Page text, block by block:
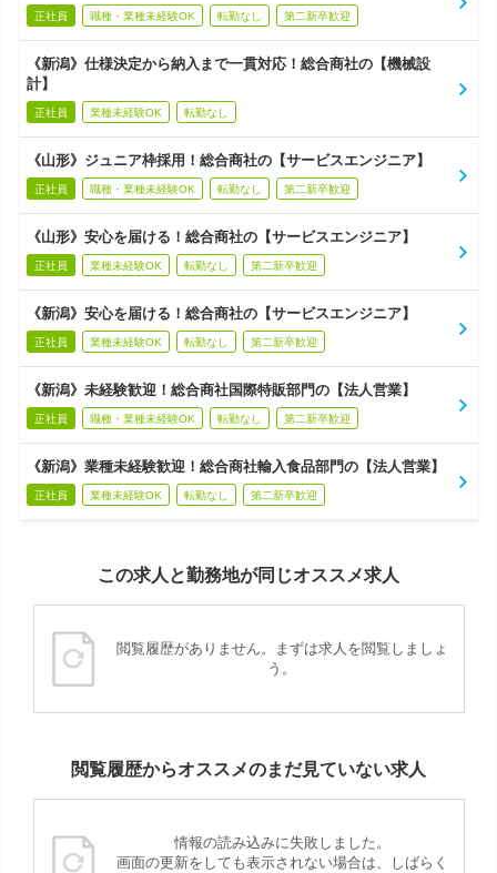
正社員 職種・業種未経験OK 転勤なし 第二新卒歓迎
《新潟》仕様決定から納入まで一貫対応！総合商社の【機械設
計】
正社員 業種未経験OK 転勤なし
《山形》ジュニア枠採用！総合商社の【サービスエンジニア】
正社員 職種・業種未経験OK 転勤なし 第二新卒歓迎
《山形》安心を届ける！総合商社の【サービスエンジニア】
正社員 業種未経験OK 転勤なし 第二新卒歓迎
《新潟》安心を届ける！総合商社の【サービスエンジニア】
正社員 業種未経験OK 転勤なし 第二新卒歓迎
《新潟》未経験歓迎！総合商社国際特販部門の【法人営業】
正社員 職種・業種未経験OK 転勤なし 第二新卒歓迎
《新潟》業種未経験歓迎！総合商社輸入食品部門の【法人営業】
正社員 業種未経験OK 転勤なし 第二新卒歓迎
この求人と勤務地が同じオススメ求人
閲覧履歴がありません。まずは求人を閲覧しましょ
う。
閲覧履歴からオススメのまだ見ていない求人
情報の読み込みに失敗しました。
画面の更新をしても表示されない場合は、しばらく